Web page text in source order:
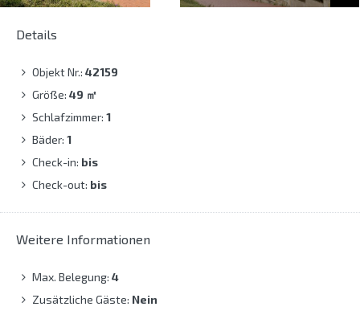
Details
Objekt Nr.: 42159
Größe: 49 ㎡
Schlafzimmer: 1
Bäder: 1
Check-in: bis
Check-out: bis
Weitere Informationen
Max. Belegung: 4
Zusätzliche Gäste: Nein